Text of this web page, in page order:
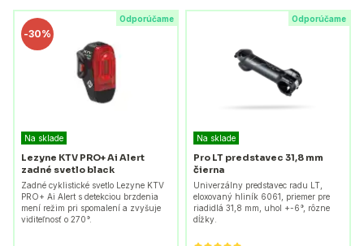
Odporúčame
-30%
Na sklade
Lezyne KTV PRO+ Ai Alert
zadné svetlo black
Zadné cyklistické svetlo Lezyne KTV
PRO+ Ai Alert s detekciou brzdenia
mení režim pri spomalení a zvyšuje
viditeľnosť o 270°.
Odporúčame
Na sklade
Pro LT predstavec 31,8 mm
čierna
Univerzálny predstavec radu LT,
eloxovaný hliník 6061, priemer pre
riadidlá 31,8 mm, uhol +-6°, rôzne
dĺžky.